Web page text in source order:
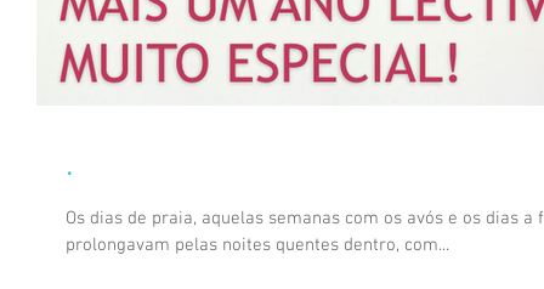
.
Os dias de praia, aquelas semanas com os avós e os dias
prolongavam pelas noites quentes dentro, com...